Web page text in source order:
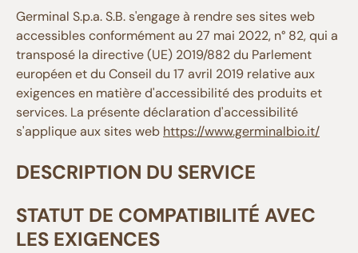
Germinal S.p.a. S.B. s'engage à rendre ses sites web
accessibles conformément au 27 mai 2022, n° 82, qui a
transposé la directive (UE) 2019/882 du Parlement
européen et du Conseil du 17 avril 2019 relative aux
exigences en matière d'accessibilité des produits et
services. La présente déclaration d'accessibilité
s'applique aux sites web https://www.germinalbio.it/
DESCRIPTION DU SERVICE
STATUT DE COMPATIBILITÉ AVEC
LES EXIGENCES